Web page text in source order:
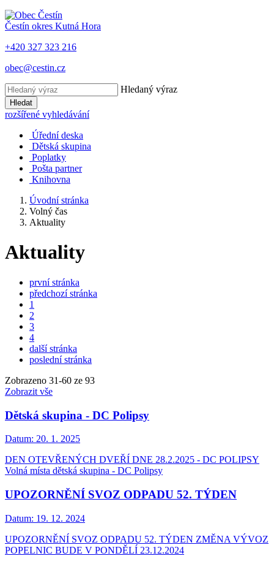
Čestín okres Kutná Hora
+420 327 323 216
obec@cestin.cz
Hledaný výraz
Hledat
rozšířené vyhledávání
Úřední deska
Dětská skupina
Poplatky
Pošta partner
Knihovna
Úvodní stránka
Volný čas
Aktuality
Aktuality
první stránka
předchozí stránka
1
2
3
4
další stránka
poslední stránka
Zobrazeno 31-60 ze 93
Zobrazit vše
Dětská skupina - DC Polipsy
Datum: 20. 1. 2025
DEN OTEVŘENÝCH DVEŘÍ DNE 28.2.2025 - DC POLIPSY
Volná místa dětská skupina - DC Polipsy
UPOZORNĚNÍ SVOZ ODPADU 52. TÝDEN
Datum: 19. 12. 2024
UPOZORNĚNÍ SVOZ ODPADU 52. TÝDEN ZMĚNA VÝVOZ
POPELNIC BUDE V PONDĚLÍ 23.12.2024